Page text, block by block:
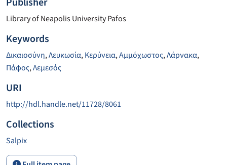
Library of Neapolis University Pafos
Keywords
Δικαιοσύνη,Λευκωσία,Κερύνεια,Αμμόχωστος,Λάρνακα,
Πάφος,Λεμεσός
URI
http://hdl.handle.net/11728/8061
Collections
Salpix